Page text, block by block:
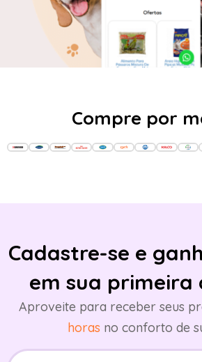
Compre por
Cadastre-se e
em sua primeira
Aproveite para receber seus
horas no conforto de